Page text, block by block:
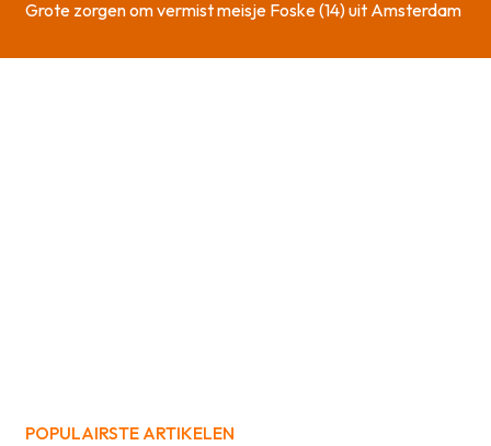
Grote zorgen om vermist meisje Foske (14) uit Amsterdam
POPULAIRSTE ARTIKELEN